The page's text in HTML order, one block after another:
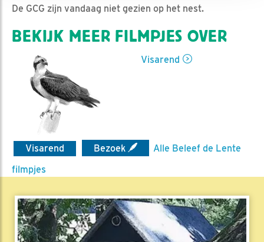
De GCG zijn vandaag niet gezien op het nest.
BEKIJK MEER FILMPJES OVER
Visarend
Visarend Bezoek
Alle Beleef de Lente
filmpjes